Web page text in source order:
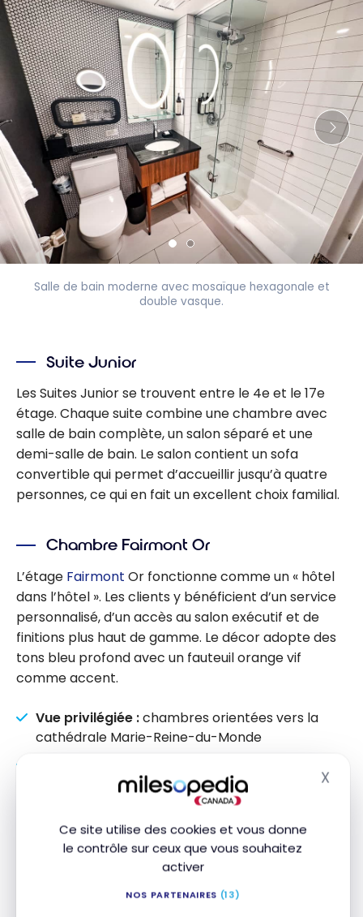
Ce site utilise des cookies et vous donne
le contrôle sur ceux que vous souhaitez
activer
NOS PARTENAIRES (13)
X
Salle de bain moderne avec mosaïque hexagonale et
double vasque.
Suite Junior
Les Suites Junior se trouvent entre le 4e et le 17e
étage. Chaque suite combine une chambre avec
salle de bain complète, un salon séparé et une
demi-salle de bain. Le salon contient un sofa
convertible qui permet d’accueillir jusqu’à quatre
personnes, ce qui en fait un excellent choix familial.
Chambre Fairmont Or
L’étage Fairmont Or fonctionne comme un « hôtel
dans l’hôtel ». Les clients y bénéficient d’un service
personnalisé, d’un accès au salon exécutif et de
finitions plus haut de gamme. Le décor adopte des
tons bleu profond avec un fauteuil orange vif
comme accent.
Vue privilégiée :chambres orientées vers la
cathédrale Marie-Reine-du-Monde
hors-d’œuvre en soirée et collations
Cafetière Nespresso :café et thé inclus dans la